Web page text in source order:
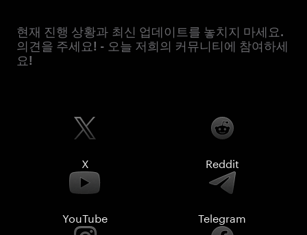
현재 진행 상황과 최신 업데이트를 놓치지 마세요.
의견을 주세요! - 오늘 저희의 커뮤니티에 참여하세
요!
X Reddit
YouTube Telegram